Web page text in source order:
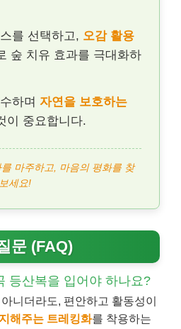
를 선택하고, 오감 활용
숲 치유 효과를 극대화하
하며 자연을 보호하는
이 중요합니다.
마주하고, 마음의 평화를 찾
세요!
문 (FAQ)
등산복을 입어야 하나요?
니더라도, 편안하고 활동성이
해주는 트레킹화를 착용하는